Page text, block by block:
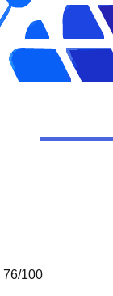
76/100